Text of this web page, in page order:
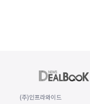
(주)인프라와이드